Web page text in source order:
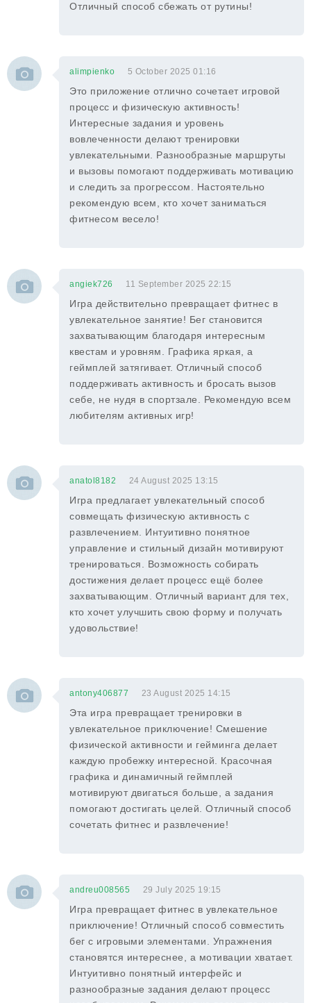
Отличный способ сбежать от рутины!
alimpienko 5 October 2025 01:16
Это приложение отлично сочетает игровой
процесс и физическую активность!
Интересные задания и уровень
вовлеченности делают тренировки
увлекательными. Разнообразные маршруты
и вызовы помогают поддерживать мотивацию
и следить за прогрессом. Настоятельно
рекомендую всем, кто хочет заниматься
фитнесом весело!
angiek726 11 September 2025 22:15
Игра действительно превращает фитнес в
увлекательное занятие! Бег становится
захватывающим благодаря интересным
квестам и уровням. Графика яркая, а
геймплей затягивает. Отличный способ
поддерживать активность и бросать вызов
себе, не нудя в спортзале. Рекомендую всем
любителям активных игр!
anatol8182 24 August 2025 13:15
Игра предлагает увлекательный способ
совмещать физическую активность с
развлечением. Интуитивно понятное
управление и стильный дизайн мотивируют
тренироваться. Возможность собирать
достижения делает процесс ещё более
захватывающим. Отличный вариант для тех,
кто хочет улучшить свою форму и получать
удовольствие!
antony406877 23 August 2025 14:15
Эта игра превращает тренировки в
увлекательное приключение! Смешение
физической активности и гейминга делает
каждую пробежку интересной. Красочная
графика и динамичный геймплей
мотивируют двигаться больше, а задания
помогают достигать целей. Отличный способ
сочетать фитнес и развлечение!
andreu008565 29 July 2025 19:15
Игра превращает фитнес в увлекательное
приключение! Отличный способ совместить
бег с игровыми элементами. Упражнения
становятся интереснее, а мотивации хватает.
Интуитивно понятный интерфейс и
разнообразные задания делают процесс